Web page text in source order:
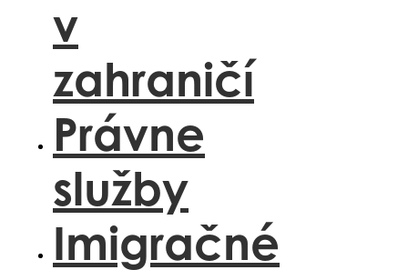
v
zahraničí
Právne
služby
Imigračné